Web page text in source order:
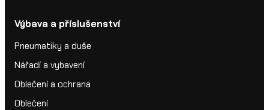
Výbava a příslušenství
Pneumatiky a duše
Nářadí a vybavení
Oblečení a ochrana
Oblečení